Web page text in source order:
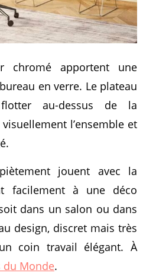
chromé apportent une
en verre. Le plateau
au-dessus de la
l’ensemble et
jouent avec la
facilement à une déco
dans un salon ou dans
design, discret mais très
coin travail élégant. À
du Monde.